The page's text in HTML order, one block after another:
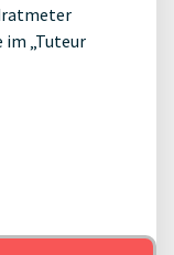
im „Tuteur